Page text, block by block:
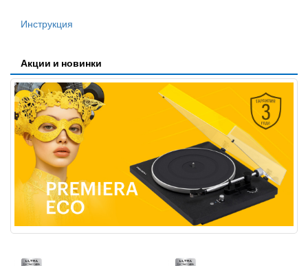
Инструкция
Акции и новинки